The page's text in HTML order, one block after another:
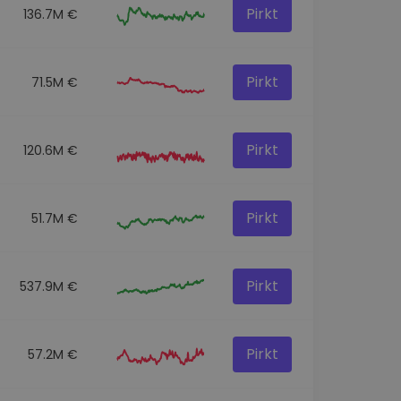
136.7M € Pirkt
71.5M € Pirkt
120.6M € Pirkt
51.7M € Pirkt
537.9M € Pirkt
57.2M € Pirkt